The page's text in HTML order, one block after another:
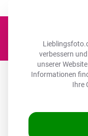
verbessern
unserer
Informationen
Ihre
Leinwand